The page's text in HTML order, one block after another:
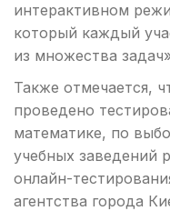
интерактивном
который каждый
из множества
Также отмечается,
проведено
математике, по
учебных заведений
онлайн-
агентства города